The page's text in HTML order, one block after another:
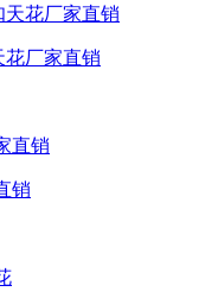
花厂家直销
销